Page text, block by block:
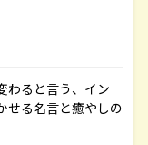
わると言う、イン
せる名言と癒やしの